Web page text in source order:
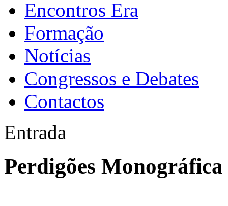
Encontros Era
Formação
Notícias
Congressos e Debates
Contactos
Entrada
Perdigões Monográfica